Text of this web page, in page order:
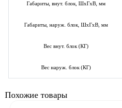
Габариты, внут. блок, ШхГхВ, мм
Габариты, наруж. блок, ШхГхВ, мм
Вес внут. блок (КГ)
Вес наруж. блок (КГ)
Похожие товары